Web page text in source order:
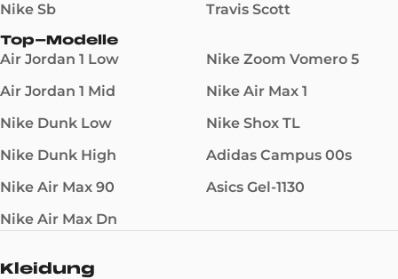
Nike Sb
Travis Scott
Top-Modelle
Air Jordan 1 Low
Air Jordan 1 Mid
Nike Dunk Low
Nike Dunk High
Nike Air Max 90
Nike Air Max Dn
Nike Zoom Vomero 5
Nike Air Max 1
Nike Shox TL
Adidas Campus 00s
Asics Gel-1130
Kleidung